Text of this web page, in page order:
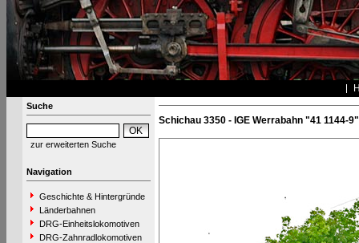
Suche
zur erweiterten Suche
Navigation
Geschichte & Hintergründe
Länderbahnen
DRG-Einheitslokomotiven
DRG-Zahnradlokomotiven
Schichau 3350 - IGE Werrabahn "41 1144-9"